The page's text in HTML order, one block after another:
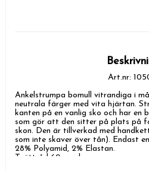
Art.nr:
Ankelstrumpa bomull vitrandiga i
neutrala färger med vita hjärtan.
kanten på en vanlig sko och har en
som gör att den sitter på plats på
skon. Den är tillverkad med
som inte skaver över tån). Endast
28% Polyamid, 2% Elastan.
Tvättråd 60 grader